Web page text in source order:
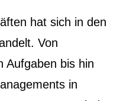
hat sich in den
Von
Aufgaben bis hin
in